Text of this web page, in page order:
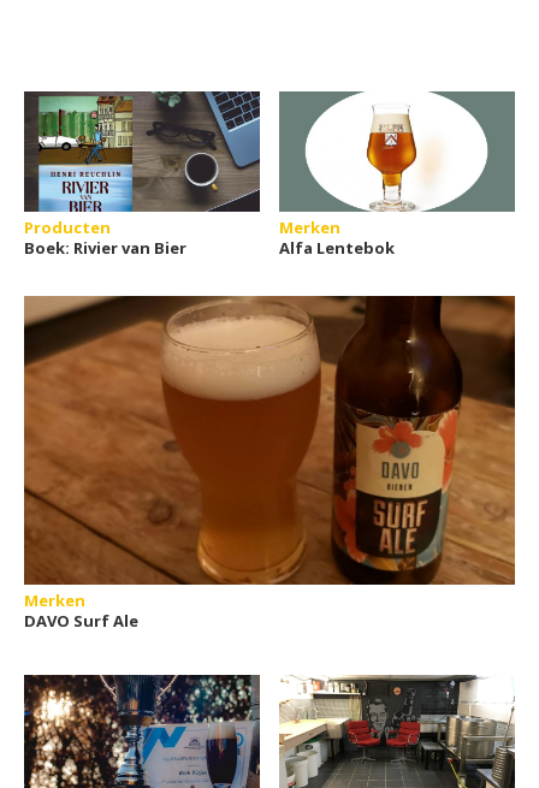
Producten
Boek: Rivier van Bier
Merken
Alfa Lentebok
Merken
DAVO Surf Ale